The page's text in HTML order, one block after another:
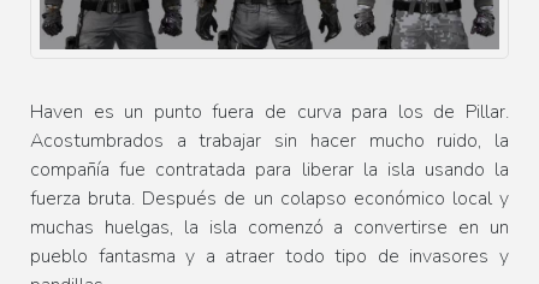
Haven es un punto fuera de curva para los de Pillar.
Acostumbrados a trabajar sin hacer mucho ruido, la
compañía fue contratada para liberar la isla usando la
fuerza bruta. Después de un colapso económico local y
muchas huelgas, la isla comenzó a convertirse en un
pueblo fantasma y a atraer todo tipo de invasores y